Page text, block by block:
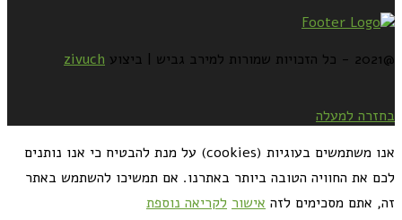
@2021 - כל הזכויות שמורות למירב גביש | ביצוע zivuch
בחזרה למעלה
אנו משתמשים בעוגיות (cookies) על מנת להבטיח כי אנו נותנים
לכם את החוויה הטובה ביותר באתרנו. אם תמשיכו להשתמש באתר
זה, אתם מסכימים לזה אישור לקריאה נוספת